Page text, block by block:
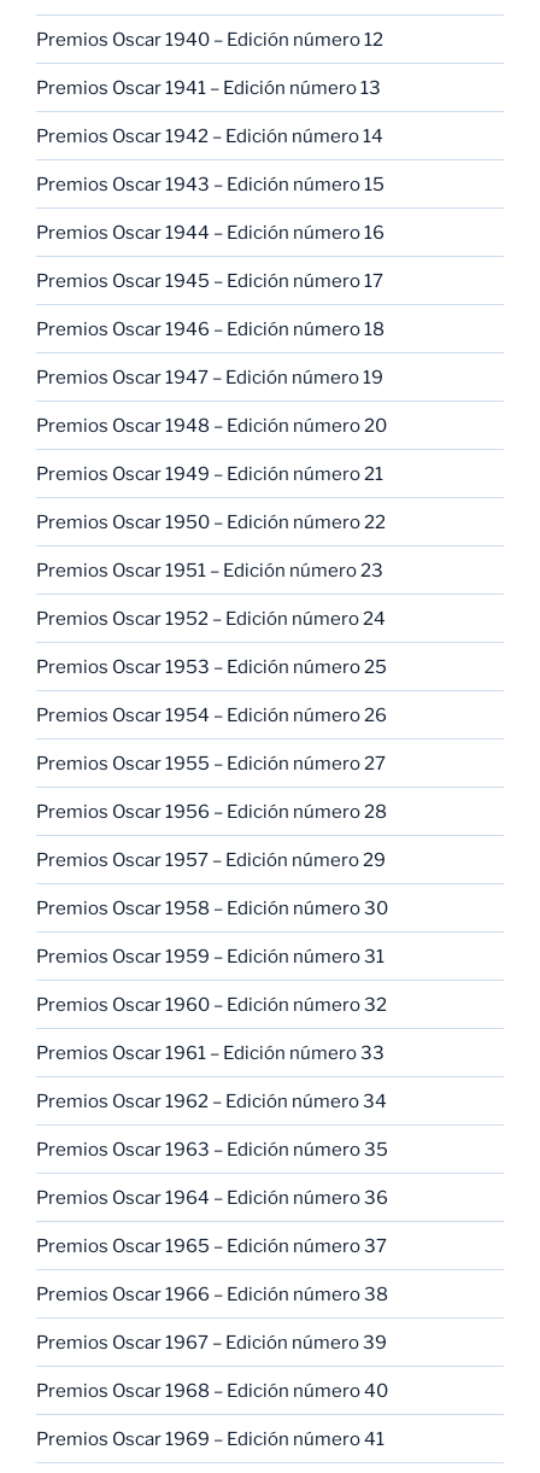
Premios Oscar 1940 – Edición número 12
Premios Oscar 1941 – Edición número 13
Premios Oscar 1942 – Edición número 14
Premios Oscar 1943 – Edición número 15
Premios Oscar 1944 – Edición número 16
Premios Oscar 1945 – Edición número 17
Premios Oscar 1946 – Edición número 18
Premios Oscar 1947 – Edición número 19
Premios Oscar 1948 – Edición número 20
Premios Oscar 1949 – Edición número 21
Premios Oscar 1950 – Edición número 22
Premios Oscar 1951 – Edición número 23
Premios Oscar 1952 – Edición número 24
Premios Oscar 1953 – Edición número 25
Premios Oscar 1954 – Edición número 26
Premios Oscar 1955 – Edición número 27
Premios Oscar 1956 – Edición número 28
Premios Oscar 1957 – Edición número 29
Premios Oscar 1958 – Edición número 30
Premios Oscar 1959 – Edición número 31
Premios Oscar 1960 – Edición número 32
Premios Oscar 1961 – Edición número 33
Premios Oscar 1962 – Edición número 34
Premios Oscar 1963 – Edición número 35
Premios Oscar 1964 – Edición número 36
Premios Oscar 1965 – Edición número 37
Premios Oscar 1966 – Edición número 38
Premios Oscar 1967 – Edición número 39
Premios Oscar 1968 – Edición número 40
Premios Oscar 1969 – Edición número 41